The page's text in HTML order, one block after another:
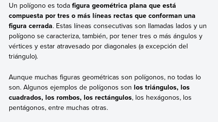
Un polígono es toda figura geométrica plana que está
compuesta por tres o más líneas rectas que conforman una
figura cerrada. Estas líneas consecutivas son llamadas lados y un
polígono se caracteriza, también, por tener tres o más ángulos y
vértices y estar atravesado por diagonales (a excepción del
triángulo).
Aunque muchas figuras geométricas son polígonos, no todas lo
son. Algunos ejemplos de polígonos son los triángulos, los
cuadrados, los rombos, los rectángulos, los hexágonos, los
pentágonos, entre muchas otras.